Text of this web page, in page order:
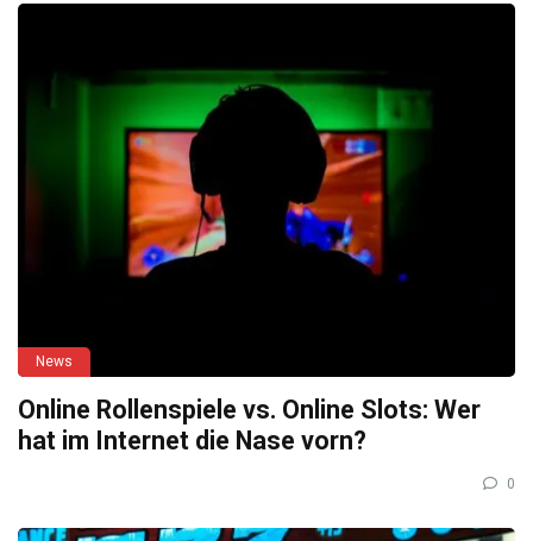
News
Online Rollenspiele vs. Online Slots: Wer
hat im Internet die Nase vorn?
0